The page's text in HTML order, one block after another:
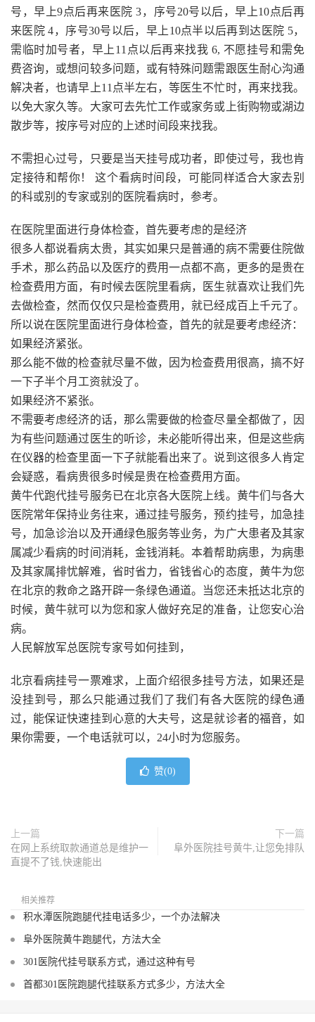
号，早上9点后再来医院 3，序号20号以后，早上10点后再
来医院 4，序号30号以后，早上10点半以后再到达医院 5，
需临时加号者，早上11点以后再来找我 6, 不愿挂号和需免
费咨询，或想问较多问题，或有特殊问题需跟医生耐心沟通
解决者，也请早上11点半左右，等医生不忙时，再来找我。
以免大家久等。大家可去先忙工作或家务或上街购物或湖边
散步等，按序号对应的上述时间段来找我。
不需担心过号，只要是当天挂号成功者，即使过号，我也肯
定接待和帮你！ 这个看病时间段，可能同样适合大家去别
的科或别的专家或别的医院看病时，参考。
在医院里面进行身体检查，首先要考虑的是经济
很多人都说看病太贵，其实如果只是普通的病不需要住院做
手术，那么药品以及医疗的费用一点都不高，更多的是贵在
检查费用方面，有时候去医院里看病，医生就喜欢让我们先
去做检查，然而仅仅只是检查费用，就已经成百上千元了。
所以说在医院里面进行身体检查，首先的就是要考虑经济：
如果经济紧张。
那么能不做的检查就尽量不做，因为检查费用很高，搞不好
一下子半个月工资就没了。
如果经济不紧张。
不需要考虑经济的话，那么需要做的检查尽量全都做了，因
为有些问题通过医生的听诊，未必能听得出来，但是这些病
在仪器的检查里面一下子就能看出来了。说到这很多人肯定
会疑惑，看病贵很多时候是贵在检查费用方面。
黄牛代跑代挂号服务已在北京各大医院上线。黄牛们与各大
医院常年保持业务往来，通过挂号服务，预约挂号，加急挂
号，加急诊治以及开通绿色服务等业务，为广大患者及其家
属减少看病的时间消耗，金钱消耗。本着帮助病患，为病患
及其家属排忧解难，省时省力，省钱省心的态度，黄牛为您
在北京的救命之路开辟一条绿色通道。当您还未抵达北京的
时候，黄牛就可以为您和家人做好充足的准备，让您安心治
病。
人民解放军总医院专家号如何挂到，
北京看病挂号一票难求，上面介绍很多挂号方法，如果还是
没挂到号，那么只能通过我们了我们有各大医院的绿色通
过，能保证快速挂到心意的大夫号，这是就诊者的福音，如
果你需要，一个电话就可以，24小时为您服务。
赞(0)
上一篇
在网上系统取款通道总是维护一
直提不了钱,快速能出
下一篇
阜外医院挂号黄牛,让您免排队
相关推荐
积水潭医院跑腿代挂电话多少，一个办法解决
阜外医院黄牛跑腿代，方法大全
301医院代挂号联系方式，通过这种有号
首都301医院跑腿代挂联系方式多少，方法大全